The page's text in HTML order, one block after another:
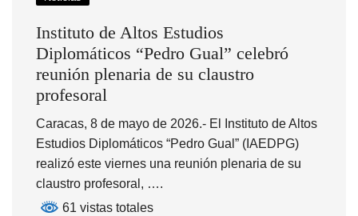
Instituto de Altos Estudios
Diplomáticos “Pedro Gual” celebró
reunión plenaria de su claustro
profesoral
Caracas, 8 de mayo de 2026.- El Instituto de Altos
Estudios Diplomáticos “Pedro Gual” (IAEDPG)
realizó este viernes una reunión plenaria de su
claustro profesoral, ….
61 vistas totales